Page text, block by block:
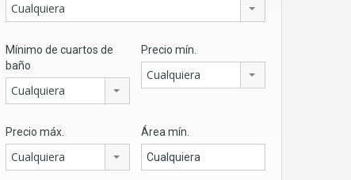
Cualquiera
Mínimo de cuartos de
baño
Cualquiera
Precio mín.
Cualquiera
Precio máx.
Cualquiera
Área mín.